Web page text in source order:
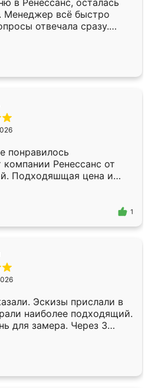
в Ренессанс, осталась
Менеджер всё быстро
отвечала сразу.
в субботу, подошёл к
Собрали
аккуратно, даже
понравилось
Ренессанс от
Подходяшщая цена и
Приехавший
Владислав
эскизу самый
1
Эскизы прислали в
наиболее подходящий.
для замера. Через 3
уже готова. Остались
Спасибо Ренессанс
работу!